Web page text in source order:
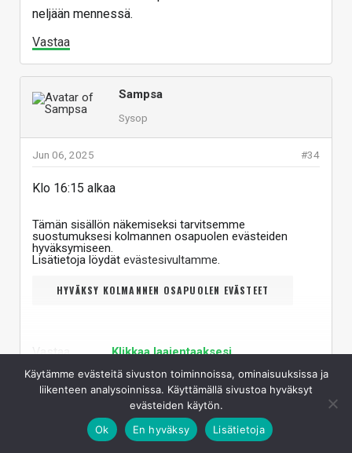
neljään mennessä.
Vastaa
Sampsa
Sysop
#34
Jun 06, 2025
Klo 16:15 alkaa
Tämän sisällön näkemiseksi tarvitsemme
suostumuksesi kolmannen osapuolen evästeiden
hyväksymiseen.
Lisätietoja löydät evästesivultamme.
HYVÄKSY KOLMANNEN OSAPUOLEN EVÄSTEET
Vastaa Klikkaa laajentaaksesi...
Sampsa
Sysop
Käytämme evästeitä sivuston toiminnoissa, ominaisuuksissa ja
liikenteen analysoinnissa. Käyttämällä sivustoa hyväksyt
evästeiden käytön.
Ok
En hyväksy Lisätietoja